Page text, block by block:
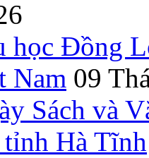
học Đồng
Nam 09
Sách và
Hà Tĩnh